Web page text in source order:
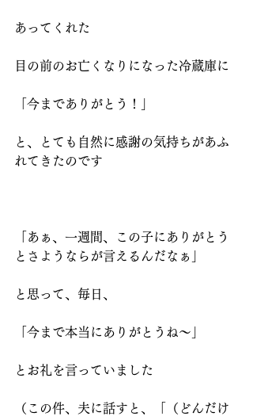
あってくれた
目の前のお亡くなりになった冷蔵庫に
「今までありがとう！」
と、とても自然に感謝の気持ちがあふ
れてきたのです
「あぁ、一週間、この子にありがとう
とさようならが言えるんだなぁ」
と思って、毎日、
「今まで本当にありがとうね～」
とお礼を言っていました
（この件、夫に話すと、「（どんだけ